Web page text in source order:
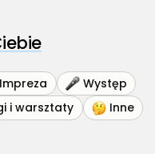
Impreza
Występ
i warsztaty Inne